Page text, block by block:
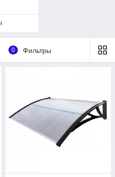
0 Фильтры